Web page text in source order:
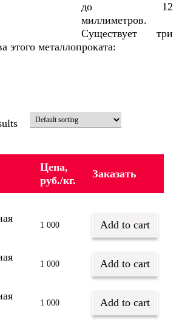
до 12
миллиметров.
Существует три
этого металлопроката:
Цена,
руб./кг.
Заказать
1 000 Add to cart
1 000 Add to cart
1 000 Add to cart